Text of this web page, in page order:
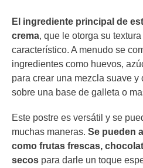
El ingrediente principal de
crema, que le otorga su
característico. A menudo se
ingredientes como huevos,
para crear una mezcla suave y
sobre una base de galleta o
Este postre es versátil y se
muchas maneras. Se pueden
como frutas frescas,
secos para darle un toque